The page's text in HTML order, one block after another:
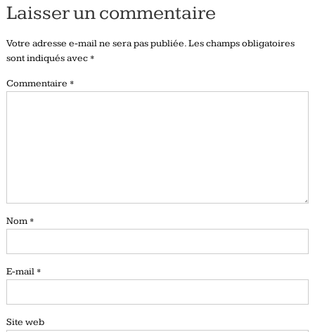
Laisser un commentaire
Votre adresse e-mail ne sera pas publiée.Les champs obligatoires
sont indiqués avec *
Commentaire *
Nom *
E-mail *
Site web